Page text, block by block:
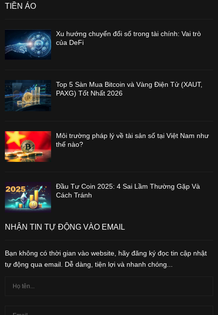
TIỀN ẢO
Xu hướng chuyển đổi số trong tài chính: Vai trò
của DeFi
Top 5 Sàn Mua Bitcoin và Vàng Điện Tử (XAUT,
PAXG) Tốt Nhất 2026
Môi trường pháp lý về tài sản số tại Việt Nam như
thế nào?
Đầu Tư Coin 2025: 4 Sai Lầm Thường Gặp Và
Cách Tránh
NHẬN TIN TỰ ĐỘNG VÀO EMAIL
Bạn không có thời gian vào website, hãy đăng ký đọc tin cập nhật
tự động qua email. Dễ dàng, tiện lợi và nhanh chóng...